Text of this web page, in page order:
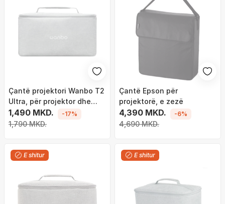
Çantë projektori Wanbo T2
Ultra, për projektor dhe
aksesorë, gri
1,490 MKD.
1,790 MKD.
-17%
Çantë Epson për
projektorë, e zezë
4,390 MKD.
4,690 MKD.
-6%
E shitur E shitur